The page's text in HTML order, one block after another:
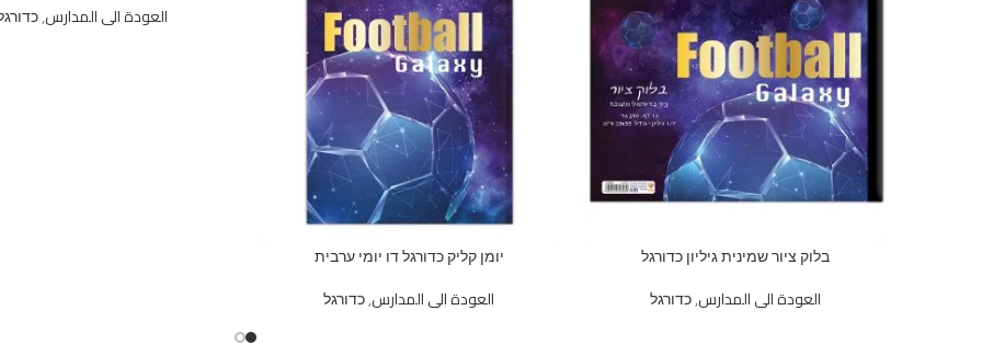
בלוק ציור שמינית גיליון כדורגל
العودة الى المدارس,כדורגל
יומן קליק כדורגל דו יומי ערבית
العودة الى المدارس,כדורגל
العودة الى المدارس,